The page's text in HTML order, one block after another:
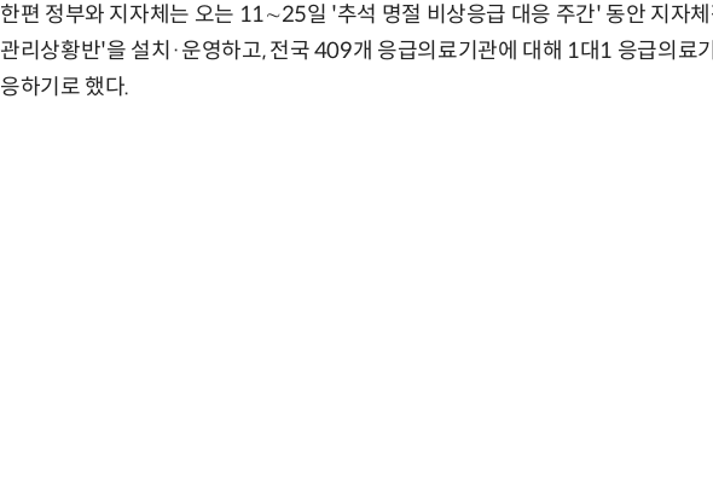
한편 정부와 지자체는 오는 11∼25일 '추석 명절 비상응급 대응 주간' 동안 지자
관리상황반'을 설치·운영하고, 전국 409개 응급의료기관에 대해 1대1 응급의료
응하기로 했다.